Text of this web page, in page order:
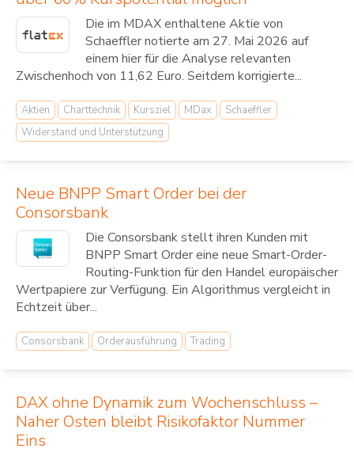
Die im MDAX enthaltene Aktie von
Schaeffler notierte am 27. Mai 2026 auf
einem hier für die Analyse relevanten
Zwischenhoch von 11,62 Euro. Seitdem korrigierte...
Aktien Charttechnik Kursziel MDax
Schaeffler
Widerstand und Unterstützung
Neue BNPP Smart Order bei der
Consorsbank
Die Consorsbank stellt ihren Kunden mit
BNPP Smart Order eine neue Smart-Order-
Routing-Funktion für den Handel europäischer
Wertpapiere zur Verfügung. Ein Algorithmus vergleicht in
Echtzeit über...
Consorsbank Orderausführung Trading
DAX ohne Dynamik zum Wochenschluss –
Naher Osten bleibt Risikofaktor Nummer
Eins